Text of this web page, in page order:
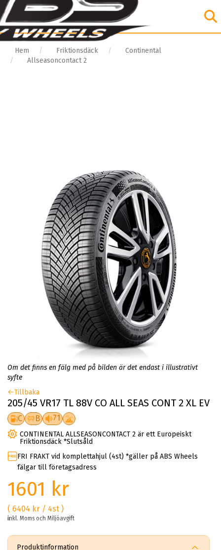
Hem Friktionsdäck
Continental
Allseasoncontact 2
Om det finns en fälg med på bilden är det endast i illustrativt
syfte
Tillbaka
205/45 VR17 TL 88V CO ALL SEAS CONT 2 XL EV
C B 71
CONTINENTAL ALLSEASONCONTACT 2 är ett Europeiskt
Friktionsdäck *Slutsåld
FRI FRAKT vid komplettahjul (4st) *gäller på ABS Wheels
fälgar till företagsadress
1601 kr
( 6404 kr / 4st )
inkl. Moms och Miljöavgift
Produktinformation